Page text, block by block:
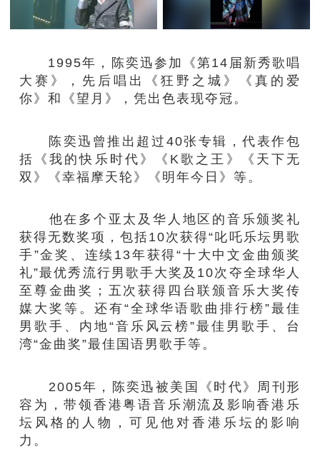
1995年，陈奕迅参加《第14届新秀歌唱
大赛》，先后唱出《狂野之城》《真的爱
你》和《望月》，凭出色表现夺冠。
陈奕迅曾推出超过40张专辑，代表作包
括《我的快乐时代》《K歌之王》《天下无
双》《幸福摩天轮》《明年今日》等。
他在多个亚太及华人地区的音乐颁奖礼
获得无数奖项，包括10次获得“叱吒乐坛男歌
手”金奖、连续13年获得“十大中文金曲颁奖
礼”最优秀流行男歌手大奖及10次夺全球华人
至尊金曲奖；五次获得四台联颁音乐大奖传
媒大奖等。还有“全球华语歌曲排行榜”最佳
男歌手、内地“音乐风云榜”最佳男歌手、台
湾“金曲奖”最佳国语男歌手等。
2005年，陈奕迅被美国《时代》周刊形
容为，带领香港粤语音乐潮流及影响香港乐
坛风格的人物，可见他对香港乐坛的影响
力。